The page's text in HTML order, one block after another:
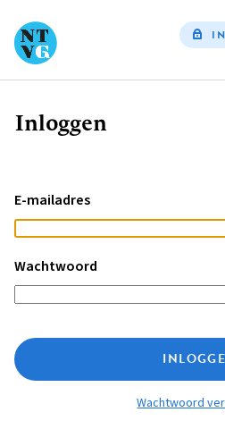
Kruimelpad
Inloggen
E-mailadres
Wachtwoord
Wachtwoord